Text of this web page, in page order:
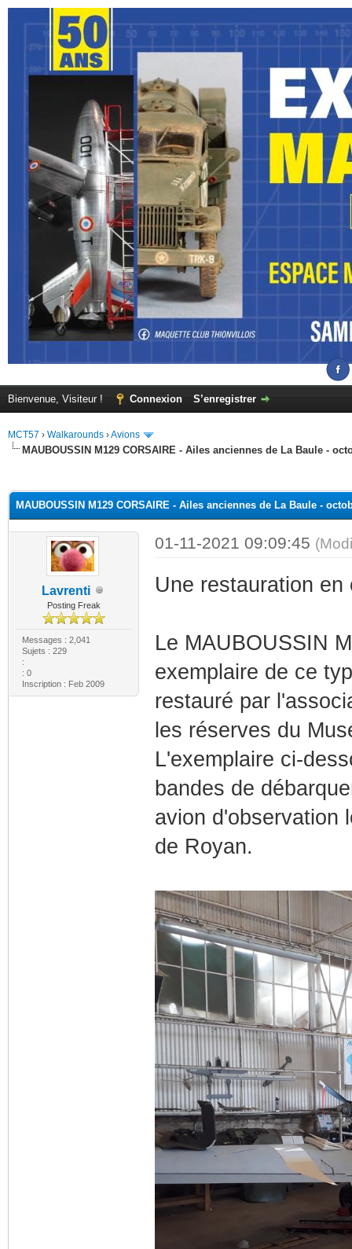
Bienvenue, Visiteur ! Connexion S’enregistrer
MCT57 › Walkarounds ›Avions
MAUBOUSSIN M129 CORSAIRE - Ailes anciennes de La Baule -
MAUBOUSSIN M129 CORSAIRE - Ailes anciennes de La Baule -
Lavrenti
Posting Freak
Messages : 2,041
Sujets : 229
:
: 0
Inscription : Feb 2009
01-11-2021 09:09:45
Une restauration
Le MAUBOUSSIN
exemplaire de ce
restauré par
les réserves du
L'exemplaire ci-
bandes de
avion d'observation
de Royan.